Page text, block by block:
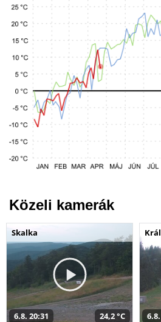
Közeli kamerák
Skalka
6.8. 20:31 24,2 °C